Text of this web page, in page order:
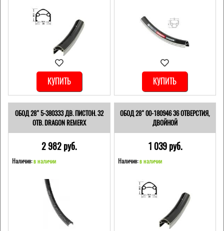
КУПИТЬ КУПИТЬ
ОБОД 28" 5-380333 ДВ. ПИСТОН. 32
ОТВ. DRAGON REMERX
2 982 pуб.
Наличие:в наличии
ОБОД 28" 00-180946 36 ОТВЕРСТИЯ,
ДВОЙНОЙ
1 039 pуб.
Наличие: в наличии